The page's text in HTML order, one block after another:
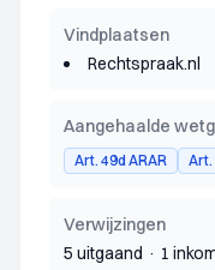
Vindplaatsen
Rechtspraak.nl
Aangehaalde
Art. 49d ARAR
Art.
Verwijzingen
5 uitgaand · 1